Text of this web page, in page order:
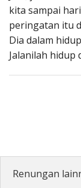
kita sampai
peringatan itu
Dia dalam
Jalanilah hidup
Renungan